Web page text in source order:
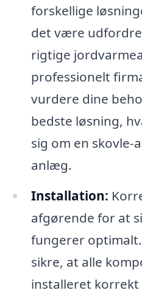
forskellige
det være
rigtige
professionelt
vurdere dine
bedste løsning,
sig om en
anlæg.
Installation:
afgørende for at
fungerer
sikre, at alle
installeret